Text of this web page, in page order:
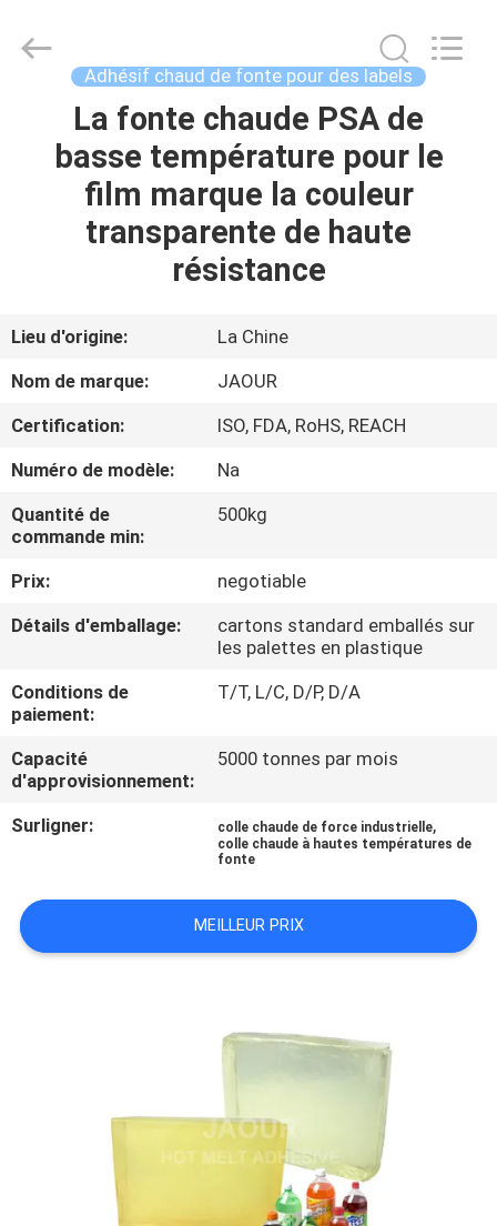
MAISON
PRODUITS
DE
NOUS
VISITE
DE
L'USINE
CONTRÔLE
QUALITÉ
CONTACTEZ-
NOUS
DEMANDEZ
POLITIQUE
Jaour
Adhesive
Adhésif chaud de fonte pour des labels
La fonte chaude PSA de
basse température pour le
film marque la couleur
transparente de haute
résistance
Lieu d'origine:
La Chine
Nom de marque:
JAOUR
Certification:
ISO, FDA, RoHS, REACH
Numéro de modèle:
Na
Quantité de
commande min:
500kg
Prix:
negotiable
Détails d'emballage:
cartons standard emballés sur
les palettes en plastique
Conditions de
paiement:
T/T, L/C, D/P, D/A
Capacité
d'approvisionnement:
5000 tonnes par mois
Surligner: colle chaude de force industrielle,
colle chaude à hautes températures de
fonte
MEILLEUR PRIX